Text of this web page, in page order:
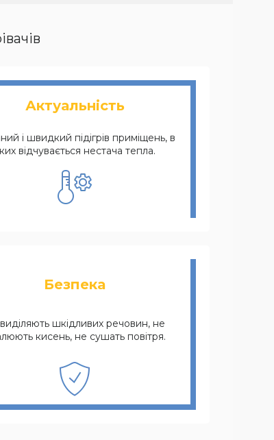
Актуальність
і швидкий підігрів приміщень, в
відчувається нестача тепла.
Безпека
шкідливих речовин, не
кисень, не сушать повітря.